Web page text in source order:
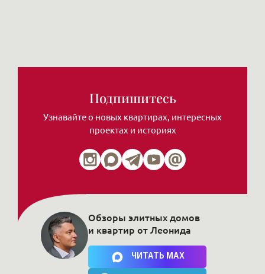
Подпишитесь
Узнавайте о новых квартирах, интересных
проектах и историях
Нажимая на кнопку, Вы соглашаетесь c политикой сайта
Обзоры элитных домов
и квартир от Леонида
ЧИТАТЬ MAX